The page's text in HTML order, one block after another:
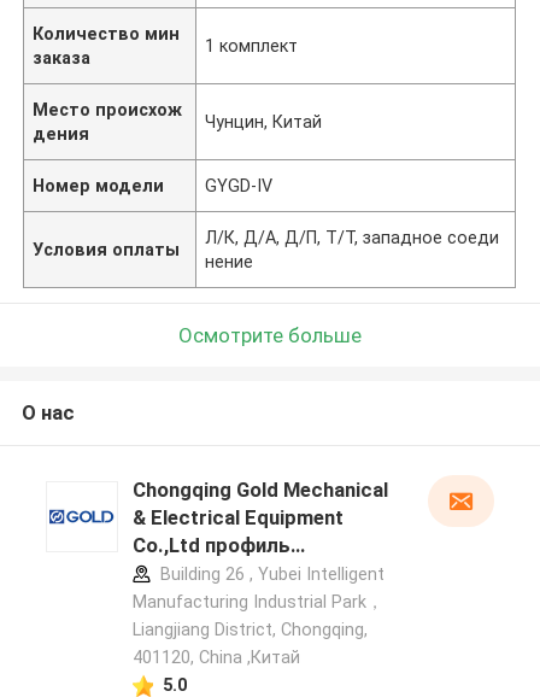
Количество мин
заказа
1 комплект
Место происхож
дения
Чунцин, Китай
Номер модели GYGD-IV
Условия оплаты
Л/К, Д/А, Д/П, Т/Т, западное соеди
нение
Осмотрите больше
О нас
Chongqing Gold Mechanical
& Electrical Equipment
Co.,Ltd профиль
производителя
Building 26 , Yubei Intelligent
Manufacturing Industrial Park，
Liangjiang District, Chongqing,
401120, China ,Китай
5.0